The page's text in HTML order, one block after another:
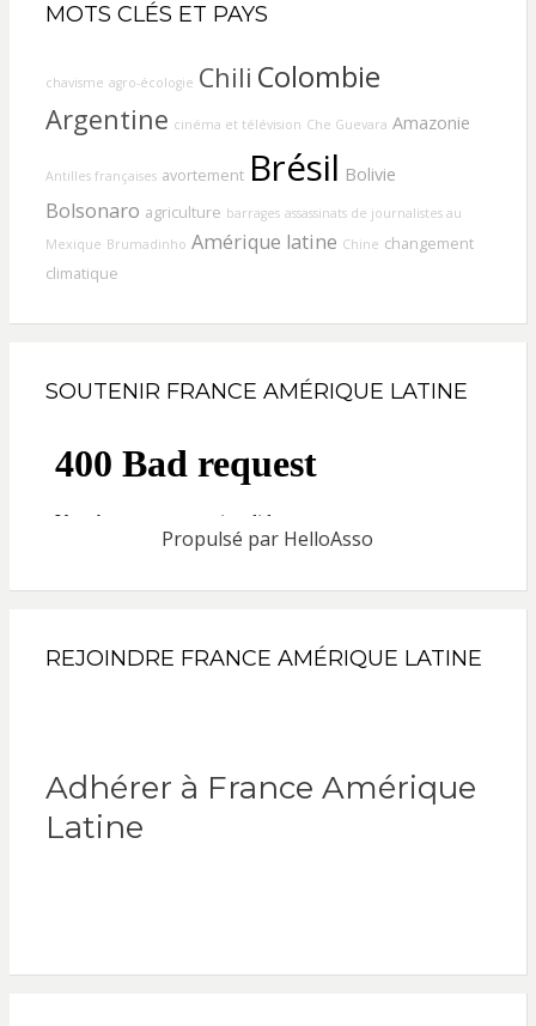
MOTS CLÉS ET PAYS
chavisme agro-écologie Chili Colombie
Argentine cinéma et télévision Che Guevara Amazonie
Antilles françaises avortement Brésil Bolivie
Bolsonaro agriculture barrages assassinats de journalistes au
Mexique Brumadinho Amérique latine Chine changement
climatique
SOUTENIR FRANCE AMÉRIQUE LATINE
Propulsé par HelloAsso
REJOINDRE FRANCE AMÉRIQUE LATINE
Adhérer à France Amérique
Latine